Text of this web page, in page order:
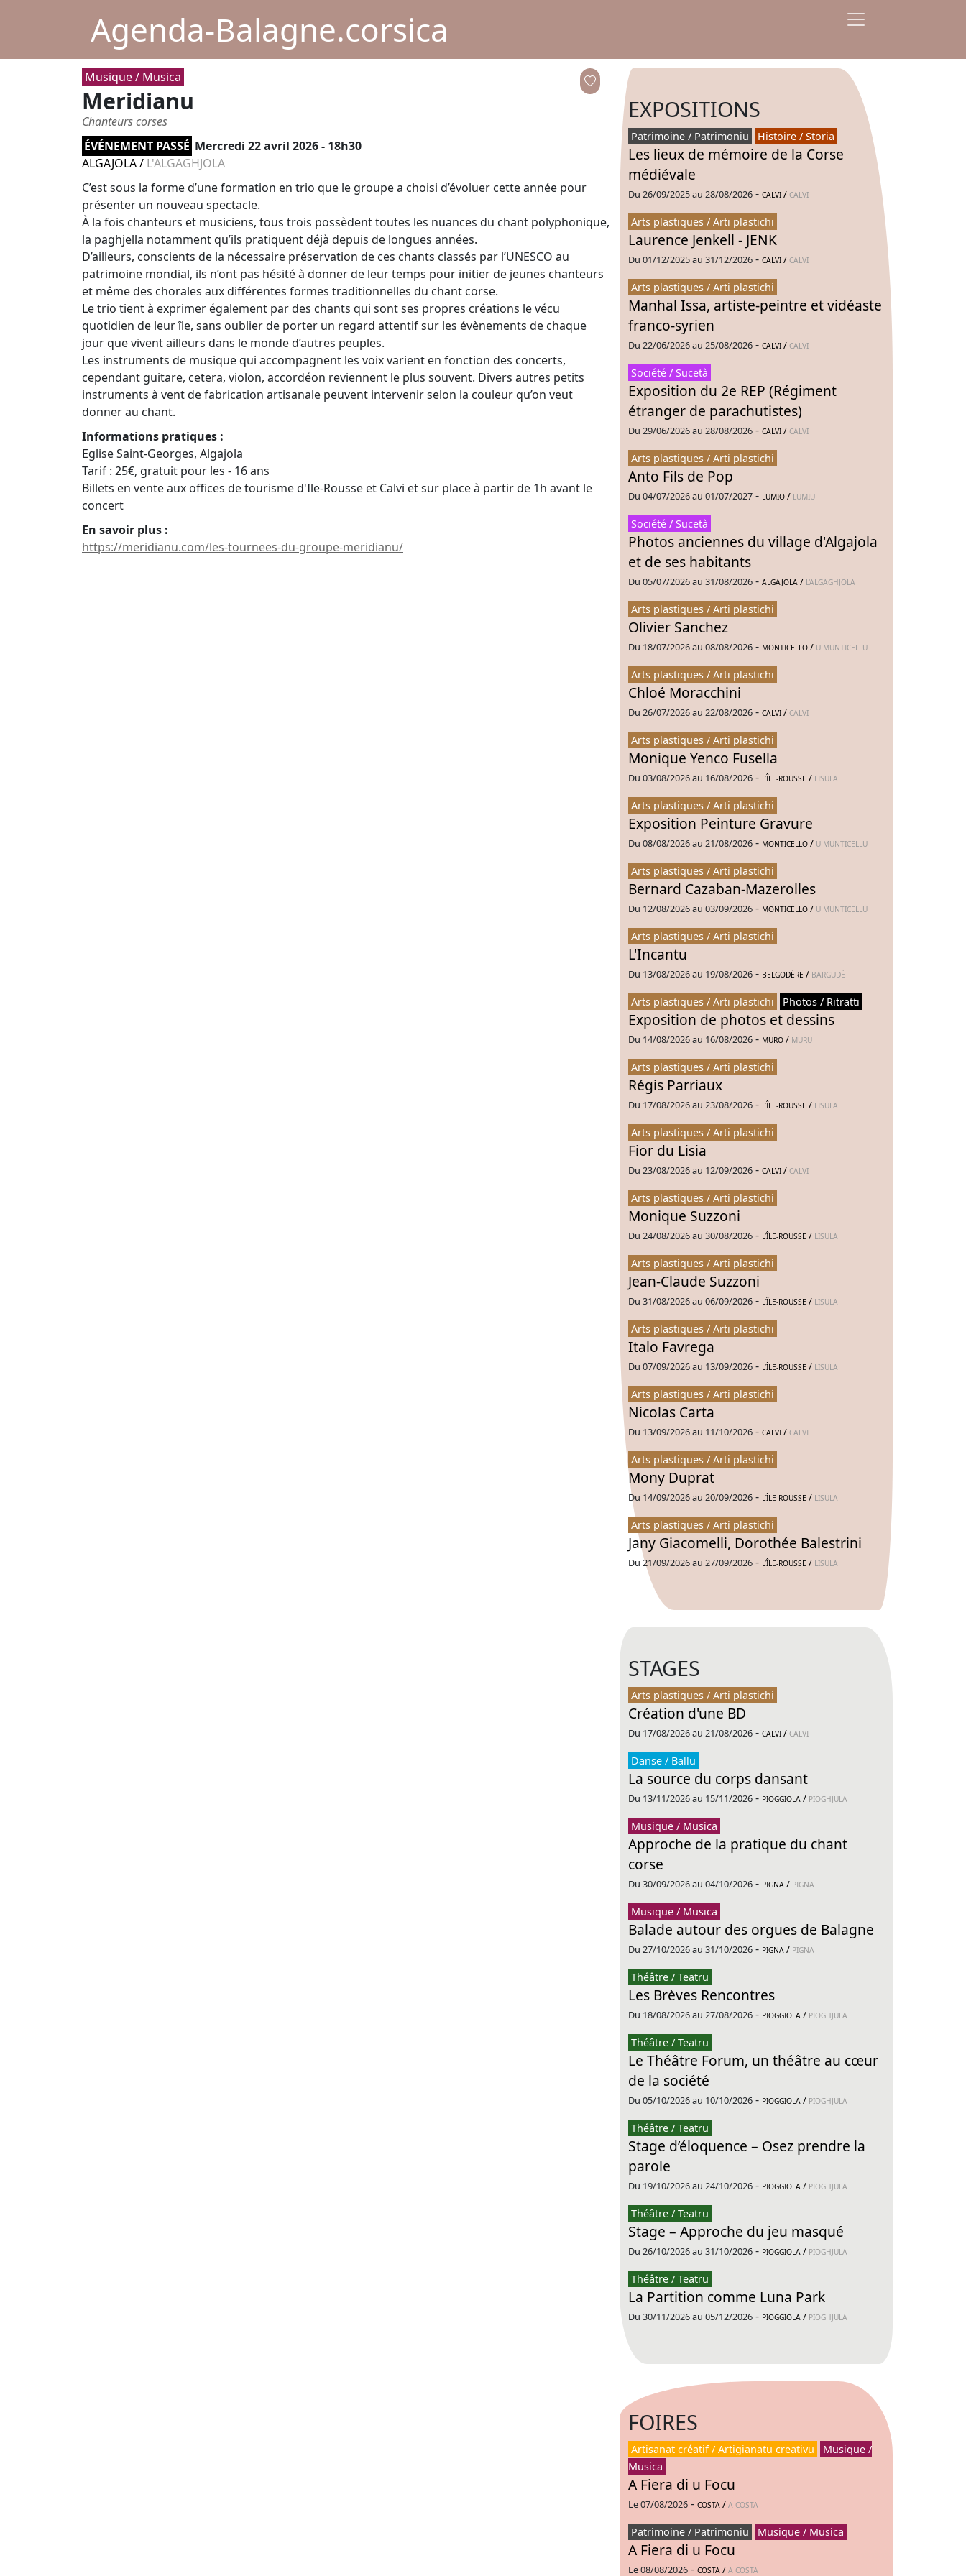
Agenda-Balagne.corsica
Musique / Musica
Meridianu
Chanteurs corses
ÉVÉNEMENT PASSÉ Mercredi 22 avril 2026 - 18h30
ALGAJOLA/ L'ALGAGHJOLA
C’est sous la forme d’une formation en trio que le groupe a choisi d’évoluer cette année pour
présenter un nouveau spectacle.
À la fois chanteurs et musiciens, tous trois possèdent toutes les nuances du chant polyphonique,
la paghjella notamment qu’ils pratiquent déjà depuis de longues années.
D’ailleurs, conscients de la nécessaire préservation de ces chants classés par l’UNESCO au
patrimoine mondial, ils n’ont pas hésité à donner de leur temps pour initier de jeunes chanteurs
et même des chorales aux différentes formes traditionnelles du chant corse.
Le trio tient à exprimer également par des chants qui sont ses propres créations le vécu
quotidien de leur île, sans oublier de porter un regard attentif sur les évènements de chaque
jour que vivent ailleurs dans le monde d’autres peuples.
Les instruments de musique qui accompagnent les voix varient en fonction des concerts,
cependant guitare, cetera, violon, accordéon reviennent le plus souvent. Divers autres petits
instruments à vent de fabrication artisanale peuvent intervenir selon la couleur qu’on veut
donner au chant.
Informations pratiques :
Eglise Saint-Georges, Algajola
Tarif : 25€, gratuit pour les - 16 ans
Billets en vente aux offices de tourisme d'Ile-Rousse et Calvi et sur place à partir de 1h avant le
concert
En savoir plus :
https://meridianu.com/les-tournees-du-groupe-meridianu/
EXPOSITIONS
Patrimoine / Patrimoniu Histoire / Storia
Les lieux de mémoire de la Corse
médiévale
Du 26/09/2025 au 28/08/2026 - CALVI / CALVI
Arts plastiques / Arti plastichi
Laurence Jenkell - JENK
Du 01/12/2025 au 31/12/2026 - CALVI / CALVI
Arts plastiques / Arti plastichi
Manhal Issa, artiste-peintre et vidéaste
franco-syrien
Du 22/06/2026 au 25/08/2026 - CALVI / CALVI
Société / Sucetà
Exposition du 2e REP (Régiment
étranger de parachutistes)
Du 29/06/2026 au 28/08/2026 - CALVI / CALVI
Arts plastiques / Arti plastichi
Anto Fils de Pop
Du 04/07/2026 au 01/07/2027 - LUMIO / LUMIU
Société / Sucetà
Photos anciennes du village d'Algajola
et de ses habitants
Du 05/07/2026 au 31/08/2026 - ALGAJOLA / L'ALGAGHJOLA
Arts plastiques / Arti plastichi
Olivier Sanchez
Du 18/07/2026 au 08/08/2026 - MONTICELLO / U MUNTICELLU
Arts plastiques / Arti plastichi
Chloé Moracchini
Du 26/07/2026 au 22/08/2026 - CALVI / CALVI
Arts plastiques / Arti plastichi
Monique Yenco Fusella
Du 03/08/2026 au 16/08/2026 - L’ÎLE-ROUSSE / LISULA
Arts plastiques / Arti plastichi
Exposition Peinture Gravure
Du 08/08/2026 au 21/08/2026 - MONTICELLO / U MUNTICELLU
Arts plastiques / Arti plastichi
Bernard Cazaban-Mazerolles
Du 12/08/2026 au 03/09/2026 - MONTICELLO / U MUNTICELLU
Arts plastiques / Arti plastichi
L'Incantu
Du 13/08/2026 au 19/08/2026 - BELGODÈRE / BARGUDÈ
Arts plastiques / Arti plastichi Photos / Ritratti
Exposition de photos et dessins
Du 14/08/2026 au 16/08/2026 - MURO / MURU
Arts plastiques / Arti plastichi
Régis Parriaux
Du 17/08/2026 au 23/08/2026 - L’ÎLE-ROUSSE / LISULA
Arts plastiques / Arti plastichi
Fior du Lisia
Du 23/08/2026 au 12/09/2026 - CALVI / CALVI
Arts plastiques / Arti plastichi
Monique Suzzoni
Du 24/08/2026 au 30/08/2026 - L’ÎLE-ROUSSE / LISULA
Arts plastiques / Arti plastichi
Jean-Claude Suzzoni
Du 31/08/2026 au 06/09/2026 - L’ÎLE-ROUSSE / LISULA
Arts plastiques / Arti plastichi
Italo Favrega
Du 07/09/2026 au 13/09/2026 - L’ÎLE-ROUSSE / LISULA
Arts plastiques / Arti plastichi
Nicolas Carta
Du 13/09/2026 au 11/10/2026 - CALVI / CALVI
Arts plastiques / Arti plastichi
Mony Duprat
Du 14/09/2026 au 20/09/2026 - L’ÎLE-ROUSSE / LISULA
Arts plastiques / Arti plastichi
Jany Giacomelli, Dorothée Balestrini
Du 21/09/2026 au 27/09/2026 - L’ÎLE-ROUSSE / LISULA
STAGES
Arts plastiques / Arti plastichi
Création d'une BD
Du 17/08/2026 au 21/08/2026 - CALVI / CALVI
Danse / Ballu
La source du corps dansant
Du 13/11/2026 au 15/11/2026 - PIOGGIOLA / PIOGHJULA
Musique / Musica
Approche de la pratique du chant
corse
Du 30/09/2026 au 04/10/2026 - PIGNA / PIGNA
Musique / Musica
Balade autour des orgues de Balagne
Du 27/10/2026 au 31/10/2026 - PIGNA / PIGNA
Théâtre / Teatru
Les Brèves Rencontres
Du 18/08/2026 au 27/08/2026 - PIOGGIOLA / PIOGHJULA
Théâtre / Teatru
Le Théâtre Forum, un théâtre au cœur
de la société
Du 05/10/2026 au 10/10/2026 - PIOGGIOLA / PIOGHJULA
Théâtre / Teatru
Stage d’éloquence – Osez prendre la
parole
Du 19/10/2026 au 24/10/2026 - PIOGGIOLA / PIOGHJULA
Théâtre / Teatru
Stage – Approche du jeu masqué
Du 26/10/2026 au 31/10/2026 - PIOGGIOLA / PIOGHJULA
Théâtre / Teatru
La Partition comme Luna Park
Du 30/11/2026 au 05/12/2026 - PIOGGIOLA / PIOGHJULA
FOIRES
Artisanat créatif / Artigianatu creativu
Musique /
Musica
A Fiera di u Focu
Le 07/08/2026 - COSTA / A COSTA
Patrimoine / Patrimoniu Musique / Musica
A Fiera di u Focu
Le 08/08/2026 - COSTA / A COSTA